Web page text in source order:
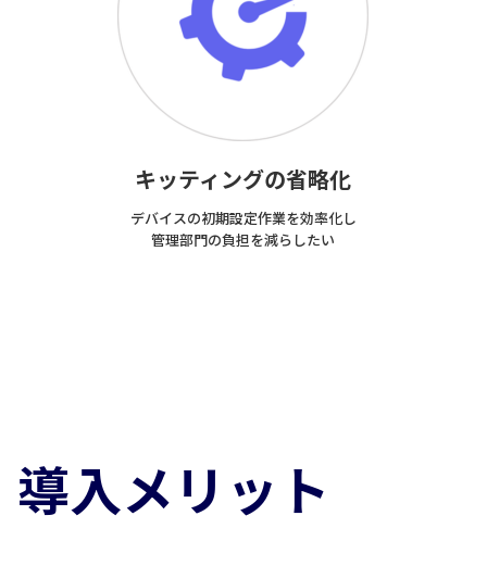
キッティングの省略化
デバイスの初期設定作業を効率化し
管理部門の負担を減らしたい
導入メリット